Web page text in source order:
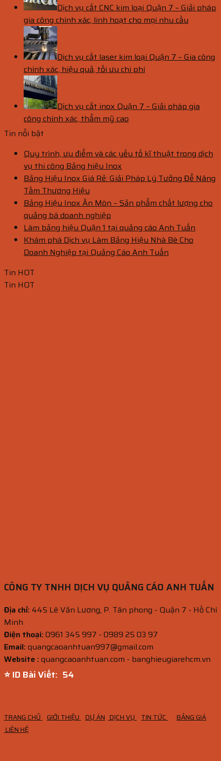
Dịch vụ cắt CNC kim loại Quận 7 – Giải pháp
gia công chính xác, linh hoạt cho mọi nhu cầu
Dịch vụ cắt laser kim loại Quận 7 – Gia công
chính xác, hiệu quả, tối ưu chi phí
Dịch vụ cắt inox Quận 7 – Giải pháp gia
công chính xác, thẩm mỹ cao
Tin nổi bật
Quy trình, ưu điểm và các yếu tố kĩ thuật trong dịch
vụ thi công Bảng hiệu Inox
Bảng Hiệu Inox Giá Rẻ: Giải Pháp Lý Tưởng Để Nâng
Tầm Thương Hiệu
Bảng Hiệu Inox Ăn Mòn – Sản phẩm chất lượng cho
quảng bá doanh nghiệp
Làm bảng hiệu Quận 1 tại quảng cáo Anh Tuấn
Khám phá Dịch vụ Làm Bảng Hiệu Nhà Bè Cho
Doanh Nghiệp tại Quảng Cáo Anh Tuấn
Tin HOT
Tin HOT
CÔNG TY TNHH DỊCH VỤ QUẢNG CÁO ANH TUẤN
Địa chỉ: 445 Lê Văn Lương, P. Tân phong - Quận 7 - Hồ Chí
Minh
Điện thoại:0961 345 997 - 0989 25 03 97
Email:quangcaoanhtuan997@gmail.com
Website :quangcaoanhtuan.com - banghieugiarehcm.vn
⭐ ID Bài Viết: 53
TRANG CHỦ GIỚI THIỆU DỰ ÁN DỊCH VỤ TIN TỨC
BẢNG GIÁ
LIÊN HỆ